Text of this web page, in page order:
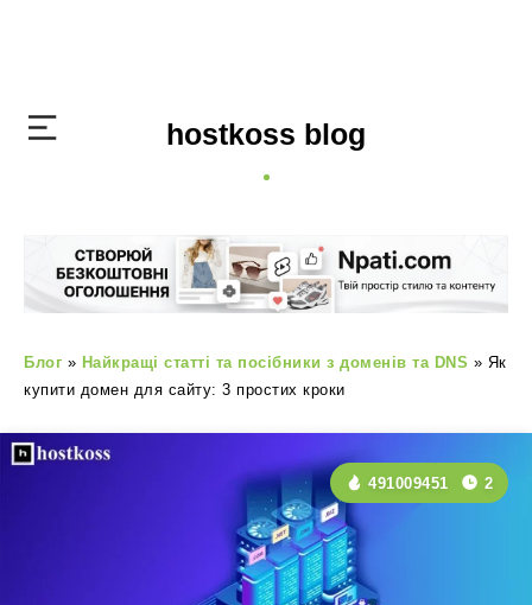
hostkoss blog
Блог » Найкращі статті та посібники з доменів та DNS » Як
купити домен для сайту: 3 простих кроки
491009451 2